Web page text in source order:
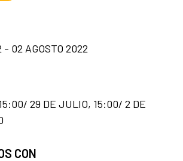
02 AGOSTO 2022
29 DE JULIO, 15:00/ 2 DE
CON